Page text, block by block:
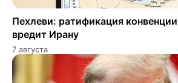
Пехлеви: ратификация
вредит Ирану
7 августа